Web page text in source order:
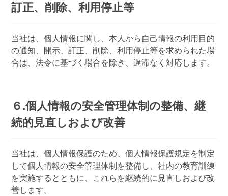
訂正、削除、利用停止等
当社は、個人情報に関し、本人から自己情報の利用目的
の通知、開示、訂正、削除、利用停止等を求められた場
合は、法令に基づく場合を除き、遅滞なく対応します。
６.個人情報の安全管理体制の整備、継
続的見直しおよび改善
当社は、個人情報保護のため、個人情報保護規定を制定
して個人情報の安全管理体制を整備し、社内の教育訓練
を実施するとともに、これらを継続的に見直しおよび改
善します。